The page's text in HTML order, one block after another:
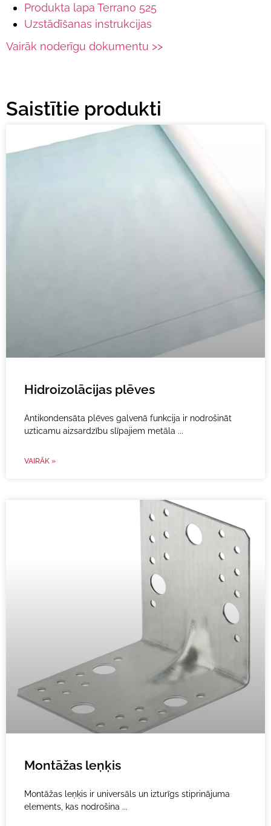
Produkta lapa Terrano 525
Uzstādīšanas instrukcijas
Vairāk noderīgu dokumentu >>
Saistītie produkti
Hidroizolācijas plēves
Antikondensāta plēves galvenā funkcija ir nodrošināt
uzticamu aizsardzību slīpajiem metāla
VAIRĀK »
Montāžas leņķis
Montāžas leņķis ir universāls un izturīgs stiprinājuma
elements, kas nodrošina